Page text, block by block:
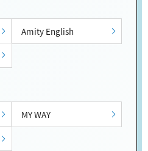
Amity English
MY WAY